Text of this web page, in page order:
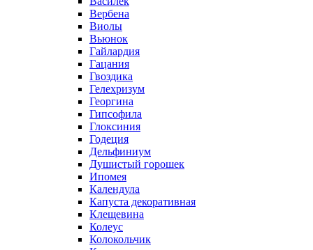
Вербена
Виолы
Вьюнок
Гайлардия
Гацания
Гвоздика
Гелехризум
Георгина
Гипсофила
Глоксиния
Годеция
Дельфиниум
Душистый горошек
Ипомея
Календула
Капуста декоративная
Клещевина
Колеус
Колокольчик